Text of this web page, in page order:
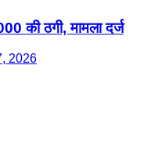
की ठगी, मामला दर्ज
2026